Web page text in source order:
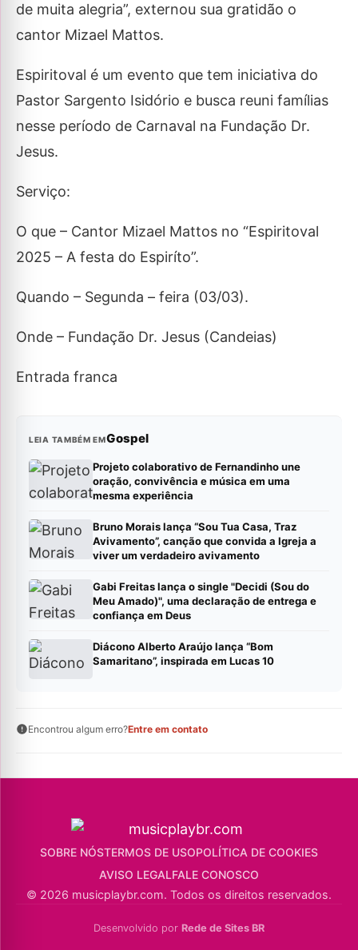
de muita alegria”, externou sua gratidão o
cantor Mizael Mattos.
Espiritoval é um evento que tem iniciativa do
Pastor Sargento Isidório e busca reuni famílias
nesse período de Carnaval na Fundação Dr.
Jesus.
Serviço:
O que – Cantor Mizael Mattos no “Espiritoval
2025 – A festa do Espiríto”.
Quando – Segunda – feira (03/03).
Onde – Fundação Dr. Jesus (Candeias)
Entrada franca
LEIA TAMBÉM EMGospel
Projeto colaborativo de Fernandinho une
oração, convivência e música em uma
mesma experiência
Bruno Morais lança “Sou Tua Casa, Traz
Avivamento”, canção que convida a Igreja a
viver um verdadeiro avivamento
Gabi Freitas lança o single "Decidi (Sou do
Meu Amado)", uma declaração de entrega e
confiança em Deus
Diácono Alberto Araújo lança “Bom
Samaritano”, inspirada em Lucas 10
Encontrou algum erro?Entre em contato
SOBRE NÓSTERMOS DE USOPOLÍTICA DE COOKIES
AVISO LEGALFALE CONOSCO
© 2026 musicplaybr.com. Todos os direitos reservados.
Desenvolvido por Rede de Sites BR